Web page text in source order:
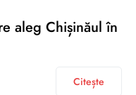
aleg Chișinăul în
Citește